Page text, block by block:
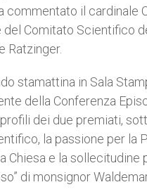
commentato il cardinale
del Comitato Scientifico
Ratzinger.
stamattina in Sala
della Conferenza
dei due premiati,
la passione per la
Chiesa e la sollecitudine
di monsignor